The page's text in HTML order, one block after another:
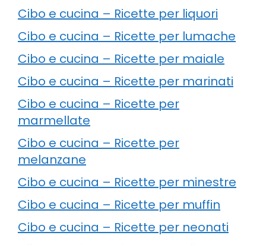
Cibo e cucina – Ricette per liquori
Cibo e cucina – Ricette per lumache
Cibo e cucina – Ricette per maiale
Cibo e cucina – Ricette per marinati
Cibo e cucina – Ricette per
marmellate
Cibo e cucina – Ricette per
melanzane
Cibo e cucina – Ricette per minestre
Cibo e cucina – Ricette per muffin
Cibo e cucina – Ricette per neonati